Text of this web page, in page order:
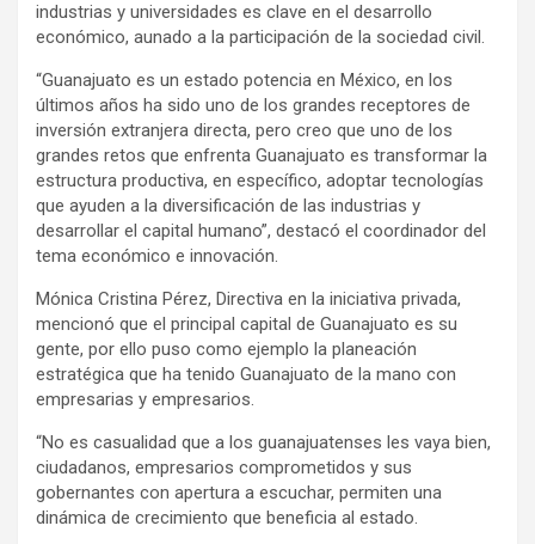
industrias y universidades es clave en el desarrollo
económico, aunado a la participación de la sociedad civil.
“Guanajuato es un estado potencia en México, en los
últimos años ha sido uno de los grandes receptores de
inversión extranjera directa, pero creo que uno de los
grandes retos que enfrenta Guanajuato es transformar la
estructura productiva, en específico, adoptar tecnologías
que ayuden a la diversificación de las industrias y
desarrollar el capital humano”, destacó el coordinador del
tema económico e innovación.
Mónica Cristina Pérez, Directiva en la iniciativa privada,
mencionó que el principal capital de Guanajuato es su
gente, por ello puso como ejemplo la planeación
estratégica que ha tenido Guanajuato de la mano con
empresarias y empresarios.
“No es casualidad que a los guanajuatenses les vaya bien,
ciudadanos, empresarios comprometidos y sus
gobernantes con apertura a escuchar, permiten una
dinámica de crecimiento que beneficia al estado.